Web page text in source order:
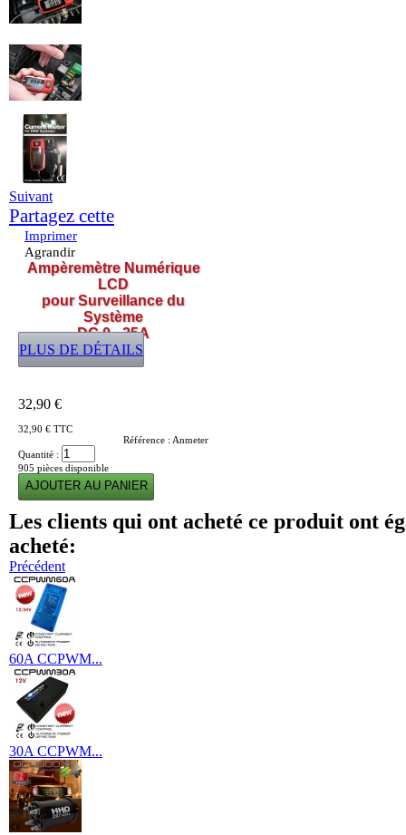
Suivant
Partagez cette
Imprimer
Agrandir
Ampèremètre Numérique
LCD
pour Surveillance du
Système
DC 0 - 25A
PLUS DE DÉTAILS
32,90 €
32,90 € TTC
Référence : Anmeter
Quantité :
905 pièces disponible
Les clients qui ont acheté ce produit ont
acheté:
Précédent
60A CCPWM...
30A CCPWM...